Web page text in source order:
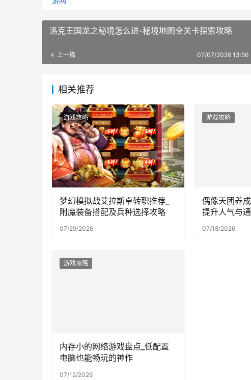
洛克王国龙之秘境怎么进-秘境地图全关卡探索攻略
上一篇 07/07/2026 13:56
相关推荐
游戏攻略
梦幻模拟战艾拉斯卓转职推荐_
附魔装备搭配及兵种选择攻略
07/29/2026
游戏攻略
偶像天团养
提升人气与
07/18/2026
游戏攻略
内存小的网络游戏盘点_低配置
电脑也能畅玩的神作
07/12/2026